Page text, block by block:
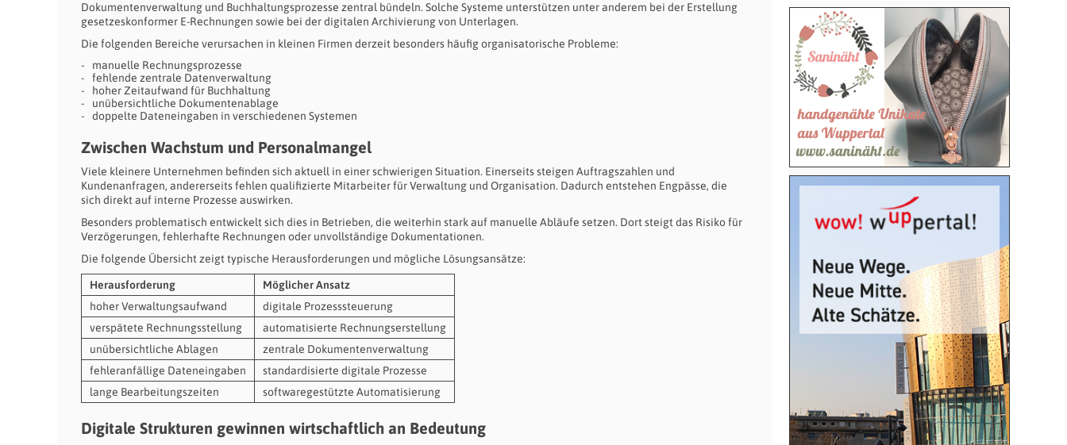
Dokumentenverwaltung und Buchhaltungsprozesse zentral bündeln. Solche Systeme unterstützen unter anderem bei der Erstellung
gesetzeskonformer E-Rechnungen sowie bei der digitalen Archivierung von Unterlagen.
Die folgenden Bereiche verursachen in kleinen Firmen derzeit besonders häufig organisatorische Probleme:
manuelle Rechnungsprozesse
fehlende zentrale Datenverwaltung
hoher Zeitaufwand für Buchhaltung
unübersichtliche Dokumentenablage
doppelte Dateneingaben in verschiedenen Systemen
Zwischen Wachstum und Personalmangel
Viele kleinere Unternehmen befinden sich aktuell in einer schwierigen Situation. Einerseits steigen Auftragszahlen und
Kundenanfragen, andererseits fehlen qualifizierte Mitarbeiter für Verwaltung und Organisation. Dadurch entstehen Engpässe, die
sich direkt auf interne Prozesse auswirken.
Besonders problematisch entwickelt sich dies in Betrieben, die weiterhin stark auf manuelle Abläufe setzen. Dort steigt das Risiko für
Verzögerungen, fehlerhafte Rechnungen oder unvollständige Dokumentationen.
Die folgende Übersicht zeigt typische Herausforderungen und mögliche Lösungsansätze:
Herausforderung
Möglicher Ansatz
hoher Verwaltungsaufwand
digitale Prozesssteuerung
verspätete Rechnungsstellung
automatisierte Rechnungserstellung
unübersichtliche Ablagen
zentrale Dokumentenverwaltung
fehleranfällige Dateneingaben
standardisierte digitale Prozesse
lange Bearbeitungszeiten
softwaregestützte Automatisierung
Digitale Strukturen gewinnen wirtschaftlich an Bedeutung